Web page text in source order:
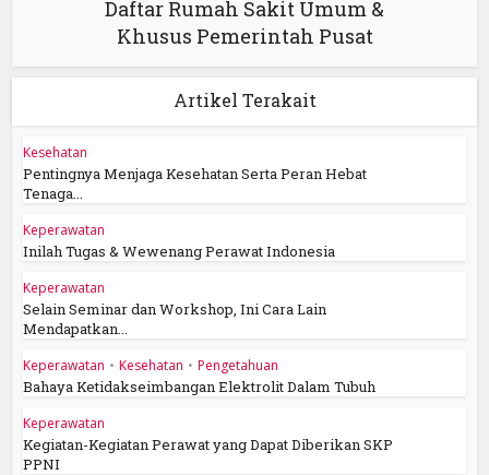
Daftar Rumah Sakit Umum &
Khusus Pemerintah Pusat
Artikel Terakait
Kesehatan
Pentingnya Menjaga Kesehatan Serta Peran Hebat
Tenaga...
Keperawatan
Inilah Tugas & Wewenang Perawat Indonesia
Keperawatan
Selain Seminar dan Workshop, Ini Cara Lain
Mendapatkan...
Keperawatan • Kesehatan • Pengetahuan
Bahaya Ketidakseimbangan Elektrolit Dalam Tubuh
Keperawatan
Kegiatan-Kegiatan Perawat yang Dapat Diberikan SKP
PPNI